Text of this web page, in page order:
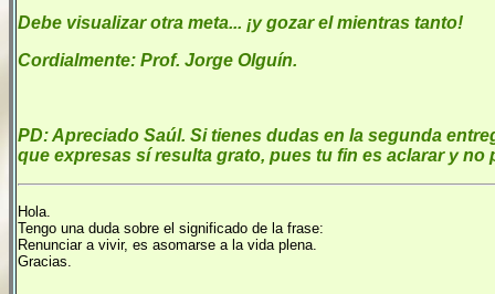
Debe visualizar otra meta... ¡y gozar el mientras tanto!
Cordialmente: Prof. Jorge Olguín.
PD: Apreciado Saúl. Si tienes dudas en la segunda
que expresas sí resulta grato, pues tu fin es aclarar y no
Hola.
Tengo una duda sobre el significado de la frase:
Renunciar a vivir, es asomarse a la vida plena.
Gracias.